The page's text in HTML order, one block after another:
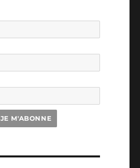
JE M'ABONNE